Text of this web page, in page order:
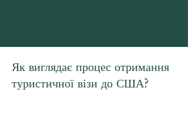
Як виглядає процес отримання
туристичної візи до США?